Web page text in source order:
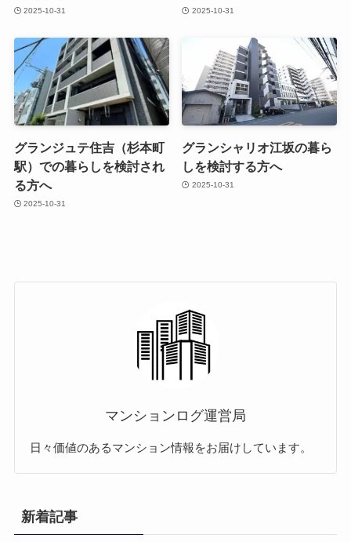
2025-10-31 2025-10-31
グランジュテ住吉（杉本町
駅）での暮らしを検討され
る方へ
2025-10-31
グランシャリオ江坂の暮ら
しを検討する方へ
2025-10-31
マンションログ運営局
日々価値のあるマンション情報をお届けしています。
新着記事